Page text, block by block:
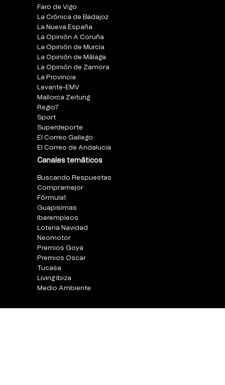
Faro de Vigo
La Crónica de Badajoz
La Nueva España
La Opinión A Coruña
La Opinión de Murcia
La Opinión de Málaga
La Opinión de Zamora
La Provincia
Levante-EMV
Mallorca Zeitung
Regio7
Sport
Superdeporte
El Correo Gallego
El Correo de Andalucia
Canales temáticos
Buscando Respuestas
Compramejor
Fórmula1
Guapisimas
Iberempleos
Loteria Navidad
Neomotor
Premios Goya
Premios Oscar
Tucasa
Living Ibiza
Medio Ambiente